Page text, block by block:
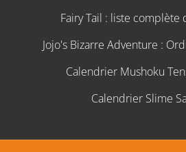
Fairy Tail : liste complète
Jojo's Bizarre Adventure :
Calendrier Mushoku
Calendrier Slime